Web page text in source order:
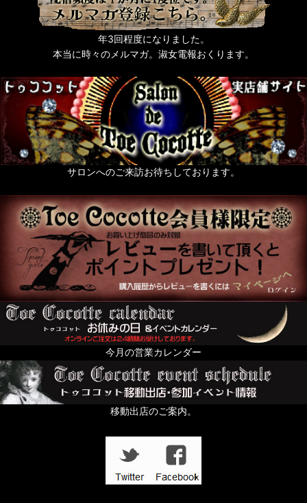
年3回程度になりました。
本当に時々のメルマガ。淑女電報おくります。
サロンへのご来訪お待ちしております。
今月の営業カレンダー
移動出店のご案内。